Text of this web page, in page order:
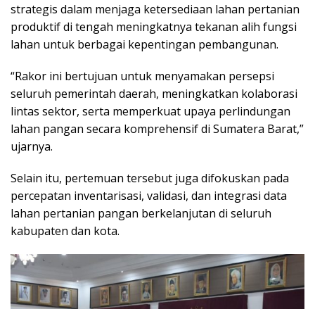
strategis dalam menjaga ketersediaan lahan pertanian
produktif di tengah meningkatnya tekanan alih fungsi
lahan untuk berbagai kepentingan pembangunan.
“Rakor ini bertujuan untuk menyamakan persepsi
seluruh pemerintah daerah, meningkatkan kolaborasi
lintas sektor, serta memperkuat upaya perlindungan
lahan pangan secara komprehensif di Sumatera Barat,”
ujarnya.
Selain itu, pertemuan tersebut juga difokuskan pada
percepatan inventarisasi, validasi, dan integrasi data
lahan pertanian pangan berkelanjutan di seluruh
kabupaten dan kota.